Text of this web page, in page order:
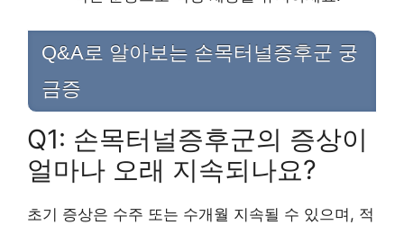
Q&A로 알아보는 손목터널증후군 궁
금증
Q1: 손목터널증후군의 증상이
얼마나 오래 지속되나요?
초기 증상은 수주 또는 수개월 지속될 수 있으며, 적